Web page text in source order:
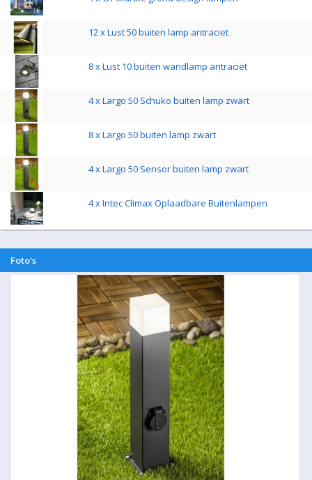
12 x Lust 50 buiten lamp antraciet
8 x Lust 10 buiten wandlamp antraciet
4 x Largo 50 Schuko buiten lamp zwart
8 x Largo 50 buiten lamp zwart
4 x Largo 50 Sensor buiten lamp zwart
4 x Intec Climax Oplaadbare Buitenlampen
Foto's